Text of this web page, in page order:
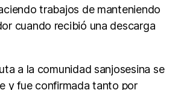
trabajos de manteniendo
cuando recibió una descarga
a la comunidad sanjosesina se
y fue confirmada tanto por